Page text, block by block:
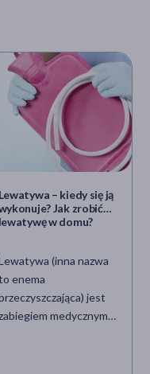
Lewatywa – kiedy się ją
Jak zrobić
lewatywę w domu?
(inna nazwa
enema
jest
medycznym,